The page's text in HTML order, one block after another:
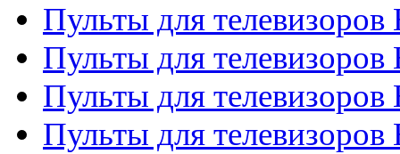
Пульты для телевизоров
Пульты для телевизоров
Пульты для телевизоров
Пульты для телевизоров